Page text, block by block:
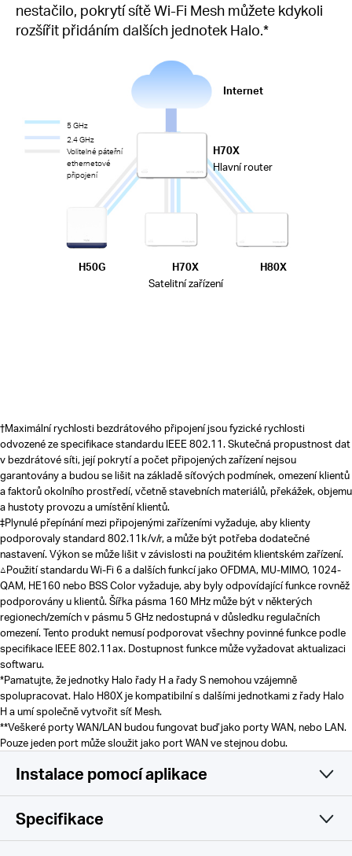
nestačilo, pokrytí sítě Wi-Fi Mesh můžete kdykoli
rozšířit přidáním dalších jednotek Halo.*
Internet
H70X
Hlavní router
H70X
Satelitní zařízení
H80X
H50G
5 GHz
2.4 GHz
Volitelné páteřní
ethernetové
připojení
†Maximální rychlosti bezdrátového připojení jsou fyzické rychlosti
odvozené ze specifikace standardu IEEE 802.11. Skutečná propustnost dat
v bezdrátové síti, její pokrytí a počet připojených zařízení nejsou
garantovány a budou se lišit na základě síťových podmínek, omezení klientů
a faktorů okolního prostředí, včetně stavebních materiálů, překážek, objemu
a hustoty provozu a umístění klientů.
‡Plynulé přepínání mezi připojenými zařízeními vyžaduje, aby klienty
podporovaly standard 802.11k/v/r, a může být potřeba dodatečné
nastavení. Výkon se může lišit v závislosti na použitém klientském zařízení.
△Použití standardu Wi-Fi 6 a dalších funkcí jako OFDMA, MU-MIMO, 1024-
QAM, HE160 nebo BSS Color vyžaduje, aby byly odpovídající funkce rovněž
podporovány u klientů. Šířka pásma 160 MHz může být v některých
regionech/zemích v pásmu 5 GHz nedostupná v důsledku regulačních
omezení. Tento produkt nemusí podporovat všechny povinné funkce podle
specifikace IEEE 802.11ax. Dostupnost funkce může vyžadovat aktualizaci
softwaru.
*Pamatujte, že jednotky Halo řady H a řady S nemohou vzájemně
spolupracovat. Halo H80X je kompatibilní s dalšími jednotkami z řady Halo
H a umí společně vytvořit síť Mesh.
**Veškeré porty WAN/LAN budou fungovat buď jako porty WAN, nebo LAN.
Pouze jeden port může sloužit jako port WAN ve stejnou dobu.
Instalace pomocí aplikace
Jednoduchá a funkční
Specifikace